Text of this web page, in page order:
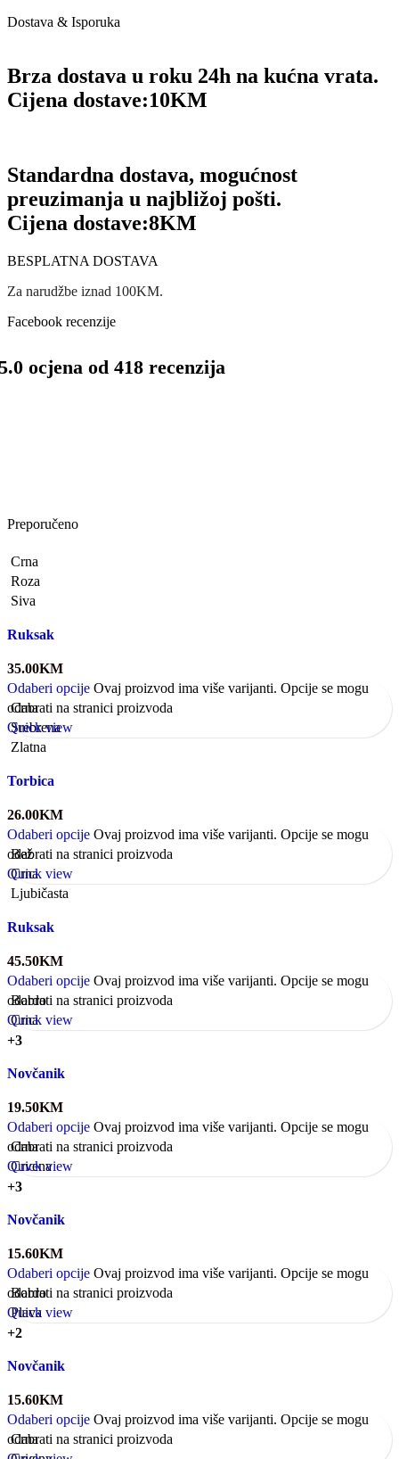
Dostava & Isporuka
Brza dostava u roku 24h na kućna vrata.
Cijena dostave:10KM
Standardna dostava, mogućnost
preuzimanja u najbližoj pošti.
Cijena dostave:8KM
BESPLATNA DOSTAVA
Za narudžbe iznad 100KM.
Facebook recenzije
ocjena od 418 recenzija
Preporučeno
Crna
Roza
Siva
Ruksak
35.00KM
Odaberi opcije Ovaj proizvod ima više varijanti. Opcije se mogu
odabrati na stranici proizvoda
Quick view
Crna
Srebrena
Zlatna
Torbica
26.00KM
Odaberi opcije Ovaj proizvod ima više varijanti. Opcije se mogu
odabrati na stranici proizvoda
Quick view
Bež
Crna
Ljubičasta
Ruksak
45.50KM
Odaberi opcije Ovaj proizvod ima više varijanti. Opcije se mogu
odabrati na stranici proizvoda
Quick view
Bordo
Crna
+3
Novčanik
19.50KM
Odaberi opcije Ovaj proizvod ima više varijanti. Opcije se mogu
odabrati na stranici proizvoda
Quick view
Crna
Crvena
+3
Novčanik
15.60KM
Odaberi opcije Ovaj proizvod ima više varijanti. Opcije se mogu
odabrati na stranici proizvoda
Quick view
Bordo
Plava
+2
Novčanik
15.60KM
Odaberi opcije Ovaj proizvod ima više varijanti. Opcije se mogu
odabrati na stranici proizvoda
Crna